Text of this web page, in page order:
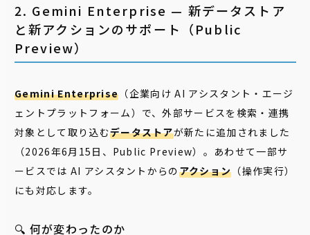
2. Gemini Enterprise — 新データストア
と新アクションのサポート（Public
Preview）
Gemini Enterprise （企業向け AI アシスタント・エージ
ェントプラットフォーム）で、外部サービスを検索・連携
対象として取り込むデータストアが新たに追加されました
（2026年6月15日、Public Preview）。あわせて一部サ
ービスでは AI アシスタントからのアクション （操作実行）
にも対応します。
🔍 何が変わったのか